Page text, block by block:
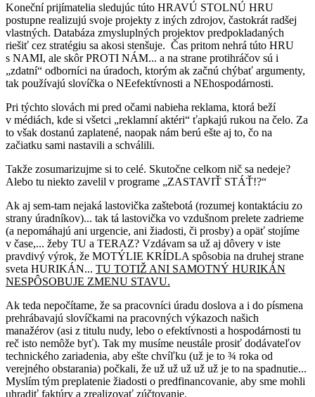
Koneční prijímatelia sledujúc túto HRAVÚ STOLNÚ HRU
postupne realizujú svoje projekty z iných zdrojov, častokrát radšej
vlastných. Databáza zmysluplných projektov predpokladaných
riešiť cez stratégiu sa akosi stenšuje. Čas pritom nehrá túto HRU
s NAMI, ale skôr PROTI NÁM... a na strane protihráčov sú i
„zdatní“ odborníci na úradoch, ktorým ak začnú chýbať argumenty,
tak používajú slovíčka o NEefektívnosti a NEhospodárnosti.
Pri týchto slovách mi pred očami nabieha reklama, ktorá beží
v médiách, kde si všetci „reklamní aktéri“ ťapkajú rukou na čelo. Za
to však dostanú zaplatené, naopak nám berú ešte aj to, čo na
začiatku sami nastavili a schválili.
Takže zosumarizujme si to celé. Skutočne celkom nič sa nedeje?
Alebo tu niekto zavelil v programe „ZASTAVIŤ STÁŤ!?“
Ak aj sem-tam nejaká lastovička zaštebotá (rozumej kontaktáciu zo
strany úradníkov)... tak tá lastovička vo vzdušnom prelete zadrieme
(a nepomáhajú ani urgencie, ani žiadosti, či prosby) a opäť stojíme
v čase,... žeby TU a TERAZ? Vzdávam sa už aj dôvery v iste
pravdivý výrok, že MOTÝLIE KRÍDLA spôsobia na druhej strane
sveta HURIKÁN... TU TOTIŽ ANI SAMOTNÝ HURIKÁN
NESPÔSOBUJE ZMENU STAVU.
Ak teda nepočítame, že sa pracovníci úradu doslova a i do písmena
prehrábavajú slovíčkami na pracovných výkazoch našich
manažérov (asi z titulu nudy, lebo o efektívnosti a hospodárnosti tu
reč isto nemôže byť). Tak my musíme neustále prosiť dodávateľov
technického zariadenia, aby ešte chvíľku (už je to ¾ roka od
verejného obstarania) počkali, že už už už už už je to na spadnutie...
Myslím tým preplatenie žiadosti o predfinancovanie, aby sme mohli
uhradiť faktúry a zrealizovať zúčtovanie.